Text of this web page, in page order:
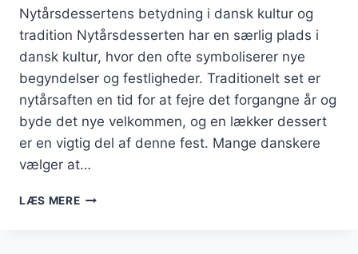
Nytårsdessertens betydning i dansk kultur og
tradition Nytårsdesserten har en særlig plads i
dansk kultur, hvor den ofte symboliserer nye
begyndelser og festligheder. Traditionelt set er
nytårsaften en tid for at fejre det forgangne år og
byde det nye velkommen, og en lækker dessert
er en vigtig del af denne fest. Mange danskere
vælger at…
LÆS MERENYTÅRSDESSERT